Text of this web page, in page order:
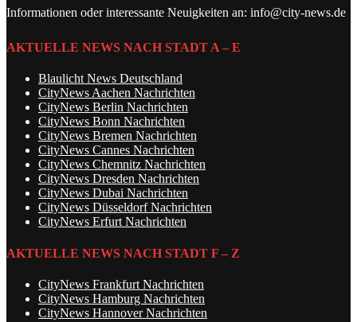
Informationen oder interessante Neuigkeiten an: info@city-news.de
AKTUELLE NEWS NACH STADT A – E
Blaulicht News Deutschland
CityNews Aachen Nachrichten
CityNews Berlin Nachrichten
CityNews Bonn Nachrichten
CityNews Bremen Nachrichten
CityNews Cannes Nachrichten
CityNews Chemnitz Nachrichten
CityNews Dresden Nachrichten
CityNews Dubai Nachrichten
CityNews Düsseldorf Nachrichten
CityNews Erfurt Nachrichten
AKTUELLE NEWS NACH STADT F – Z
CityNews Frankfurt Nachrichten
CityNews Hamburg Nachrichten
CityNews Hannover Nachrichten